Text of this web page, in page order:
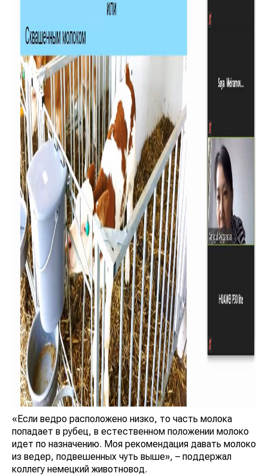
«Если ведро расположено низко, то часть молока
попадает в рубец, в естественном положении молоко
идет по назначению. Моя рекомендация давать молоко
из ведер, подвешенных чуть выше», – поддержал
коллегу немецкий животновод.